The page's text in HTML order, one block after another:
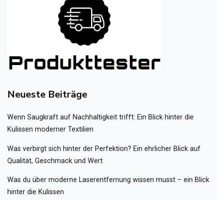
Neueste Beiträge
Wenn Saugkraft auf Nachhaltigkeit trifft: Ein Blick hinter die
Kulissen moderner Textilien
Was verbirgt sich hinter der Perfektion? Ein ehrlicher Blick auf
Qualität, Geschmack und Wert
Was du über moderne Laserentfernung wissen musst – ein Blick
hinter die Kulissen